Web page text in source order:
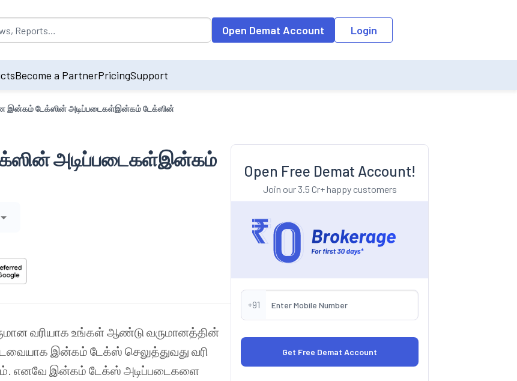
by default on accessing the input field. On entering data into the input field, the suggestion list will be updated as per the
Open Demat Account Login
Become a PartnerPricingSupport
இன்கம் டேக்ஸின் அடிப்படைகள்இன்கம் டேக்ஸின்
அடிப்படைகள்இன்கம்
வரியாக உங்கள் ஆண்டு வருமானத்தின்
இன்கம் டேக்ஸ் செலுத்துவது வரி
எனவே இன்கம் டேக்ஸ் அடிப்படைகளை
Open Free Demat Account!
Join our 3.5 Cr+ happy customers
+91